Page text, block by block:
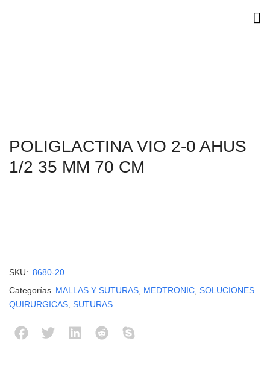
POLIGLACTINA VIO 2-0 AHUS
1/2 35 MM 70 CM
SKU: 8680-20
Categorías MALLAS Y SUTURAS, MEDTRONIC, SOLUCIONES
QUIRURGICAS, SUTURAS